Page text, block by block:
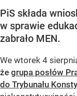
PiS składa
w sprawie
zabrało MEN.
We wtorek 4
że grupa posłów
do Trybunału